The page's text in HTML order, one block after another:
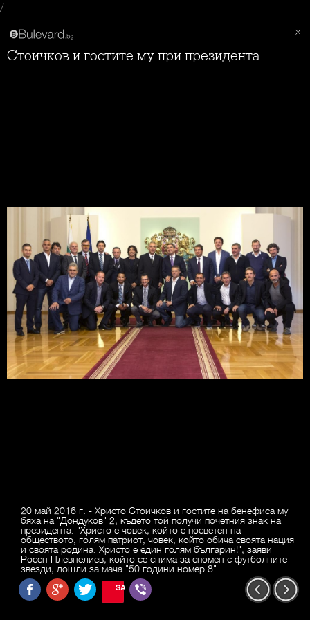
/
Стоичков и гостите му при президента
20 май 2016 г. - Христо Стоичков и гостите на бенефиса му
бяха на "Дондуков" 2, където той получи почетния знак на
президента. "Христо е човек, който е посветен на
обществото, голям патриот, човек, който обича своята нация
и своята родина. Христо е един голям българин!", заяви
Росен Плевнелиев, който се снима за спомен с футболните
звезди, дошли за мача "50 години номер 8".
SAVE